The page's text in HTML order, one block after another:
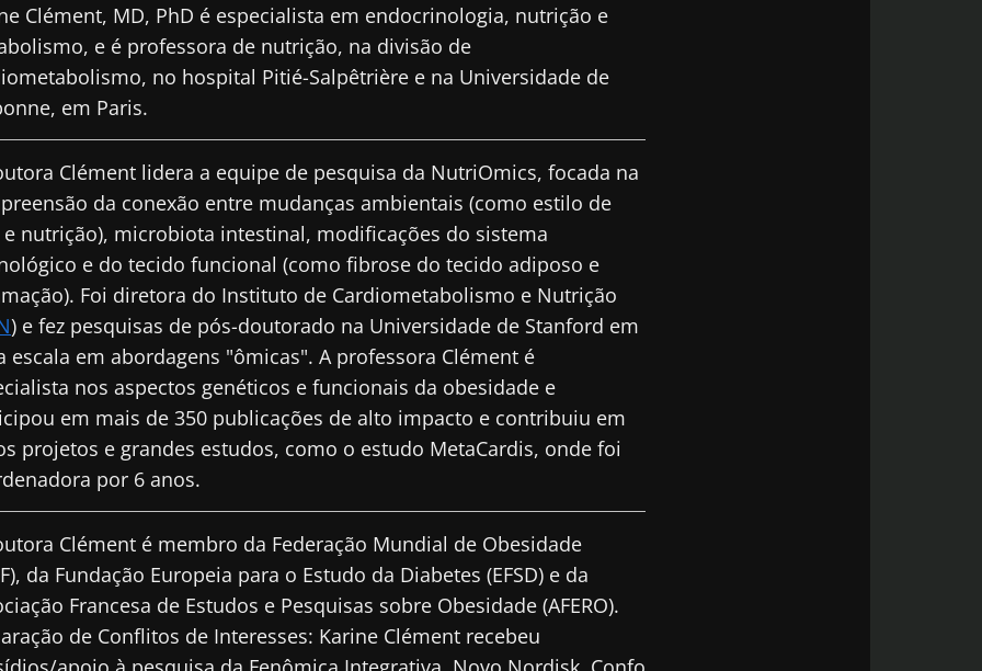
Clément, MD, PhD é especialista em endocrinologia, nutrição e
e é professora de nutrição, na divisão de
no hospital Pitié-Salpêtrière e na Universidade de
em Paris.
Clément lidera a equipe de pesquisa da NutriOmics, focada na
da conexão entre mudanças ambientais (como estilo de
nutrição), microbiota intestinal, modificações do sistema
e do tecido funcional (como fibrose do tecido adiposo e
Foi diretora do Instituto de Cardiometabolismo e Nutrição
) e fez pesquisas de pós-doutorado na Universidade de Stanford em
escala em abordagens "ômicas". A professora Clément é
nos aspectos genéticos e funcionais da obesidade e
em mais de 350 publicações de alto impacto e contribuiu em
projetos e grandes estudos, como o estudo MetaCardis, onde foi
por 6 anos.
Clément é membro da Federação Mundial de Obesidade
da Fundação Europeia para o Estudo da Diabetes (EFSD) e da
Francesa de Estudos e Pesquisas sobre Obesidade (AFERO).
de Conflitos de Interesses: Karine Clément recebeu